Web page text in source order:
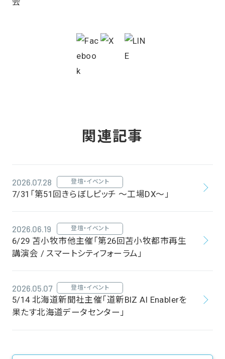
関連記事
2026.07.28 登壇・イベント
7/31「第51回きらぼしピッチ ～工場DX～」
2026.06.19 登壇・イベント
6/29 苫小牧市他主催「第26回苫小牧都市再生
講演会 / スマートシティフォーラム」
2026.05.07 登壇・イベント
5/14 北海道新聞社主催「道新BIZ AI Enablerを
果たす北海道データセンター」